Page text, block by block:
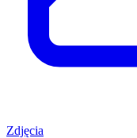
Zdjęcia